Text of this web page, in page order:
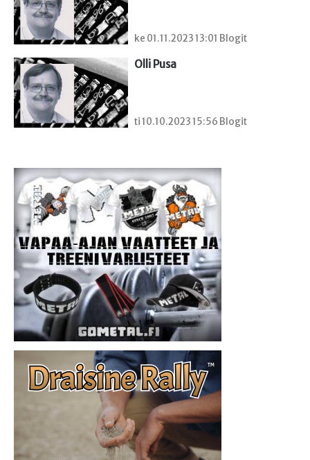
ke 01.11.2023 13:01 Blogit
Olli Pusa
ti 10.10.2023 15:56 Blogit